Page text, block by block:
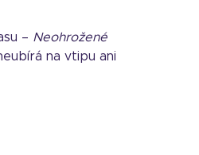
– Neohrožené
na vtipu ani